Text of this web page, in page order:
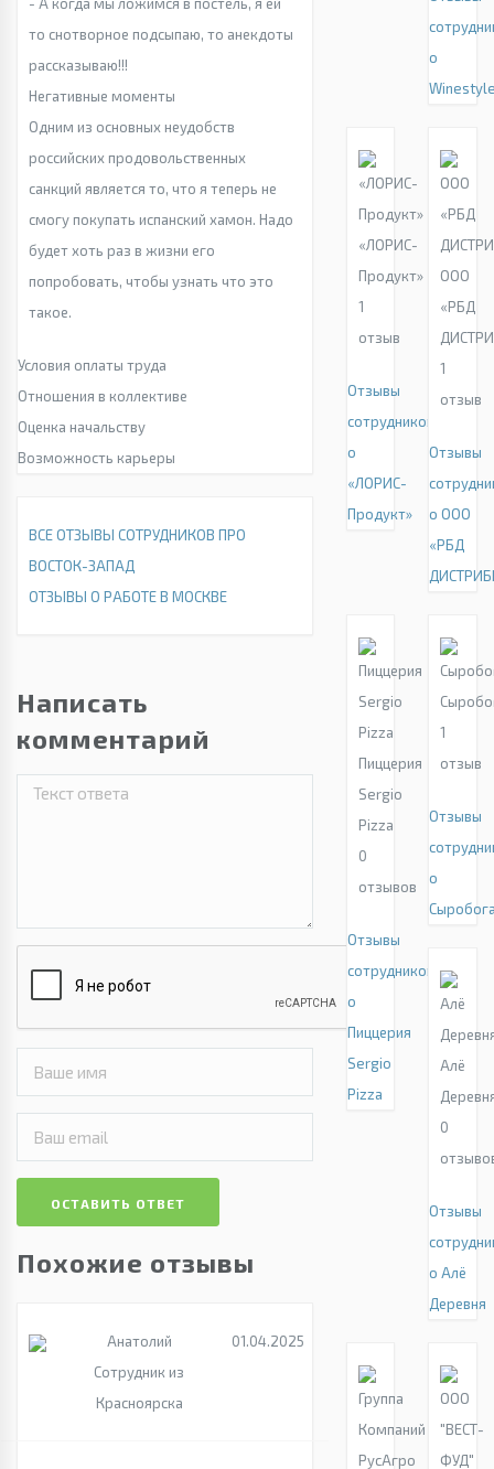
то снотворное подсыпаю, то анекдоты
рассказываю!!!
Негативные моменты
Одним из основных неудобств
российских продовольственных
санкций является то, что я теперь не
смогу покупать испанский хамон. Надо
будет хоть раз в жизни его
попробовать, чтобы узнать что это
такое.
Условия оплаты труда
Отношения в коллективе
Оценка начальству
Возможность карьеры
ВСЕ ОТЗЫВЫ СОТРУДНИКОВ ПРО
ВОСТОК-ЗАПАД
ОТЗЫВЫ О РАБОТЕ В МОСКВЕ
Написать
комментарий
ОСТАВИТЬ ОТВЕТ
Похожие отзывы
Анатолий
Сотрудник из
Красноярска
01.04.2025
о
«ЛОРИС-
Продукт»
1
отзыв
Отзывы
сотрудников
о
«ЛОРИС-
Продукт»
ООО
«РБД
1
отзыв
Отзывы
о ООО
«РБД
Пиццерия
Sergio
Pizza
0
отзывов
Отзывы
сотрудников
о
Пиццерия
Sergio
Pizza
1
отзыв
Отзывы
о
Алё
0
Отзывы
о Алё
Деревня